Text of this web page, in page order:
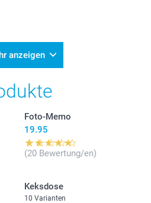
anzeigen
Foto-Memo
19.95
(20 Bewertung/en)
Keksdose
10 Varianten